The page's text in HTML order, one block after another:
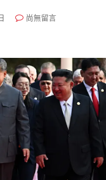
尚無留言